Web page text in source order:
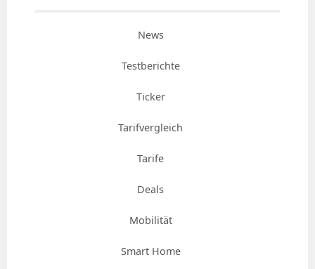
News
Testberichte
Ticker
Tarifvergleich
Tarife
Deals
Mobilität
Smart Home